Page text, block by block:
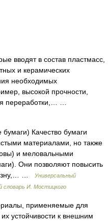
вводят в состав пластмасс,
и керамических
необходимых
высокой прочности,
переработки,… …
Качество бумаги
материалами, но также
и меловальными
Они позволяют повысить
…
Универсальный
словарь И. Мостицкого
применяемые для
устойчивости к внешним